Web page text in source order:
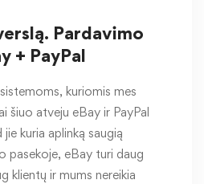
Pardavimo
+ PayPal
kuriomis mes
šiuo atveju eBay ir PayPal
kuria aplinką saugią
pasekoje, eBay turi daug
klientų ir mums nereikia